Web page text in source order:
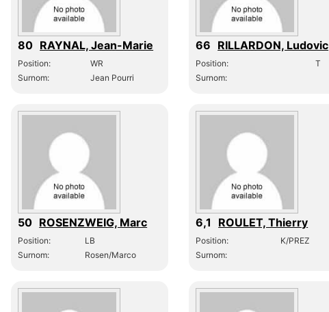
80 RAYNAL, Jean-Marie
Position:
WR
Surnom:
Jean Pourri
66 RILLARDON, Ludovic
Position:
T
Surnom:
50 ROSENZWEIG, Marc
Position:
LB
Surnom:
Rosen/Marco
6,1 ROULET, Thierry
Position:
K/PREZ
Surnom: